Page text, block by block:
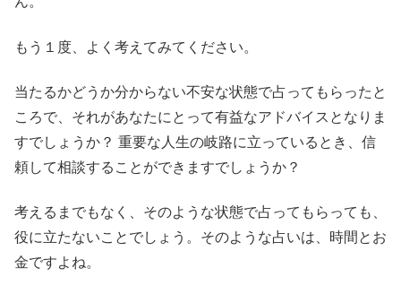
もう１度、よく考えてみてください。
当たるかどうか分からない不安な状態で占ってもらったと
ころで、それがあなたにとって有益なアドバイスとなりま
すでしょうか？ 重要な人生の岐路に立っているとき、信
頼して相談することができますでしょうか？
考えるまでもなく、そのような状態で占ってもらっても、
役に立たないことでしょう。そのような占いは、時間とお
金ですよね。